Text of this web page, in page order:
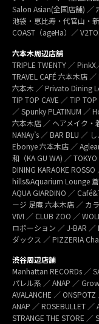
Salon Asian(全国店舗) ／
池袋・恵比寿・代官山・
COAST（ageHa）／
六本木周辺店舗
TRIPLE TWENTY ／
TRAVEL CAFÉ 六本木店
六本木 ／ Privato Dining
TIP TOP CAVE ／ TIP
／ Spunky PLATINUM ／
六本木店 ／ ヘアメイク・
NANAy’s ／ BAR BLU ／
Ebonye 六本木店 ／
和（KA GU WA) ／
DINING KARAOKE
hills&Aquarium Lounge
AQUA GIARDINO ／
ージ 足庵 六本木店 ／ カ
VIVI ／ CLUB ZOO ／
ロポーション ／ J-BAR ／
ダックス ／ PIZZERIA
渋谷周辺店舗
Manhattan RECORDs ／
パレル系 ／ ANAP ／
AVALANCHE ／
ANAP ／ ROSEBULLET ／
STRANGE THE STORE ／